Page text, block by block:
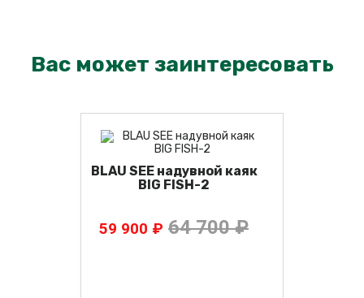
Вас может заинтересовать
BLAU SEE надувной каяк
BIG FISH-2
59 900 ₽ 64 700 ₽